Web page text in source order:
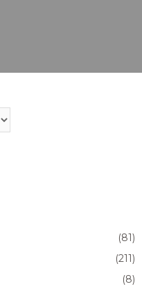
(81)
(211)
(8)